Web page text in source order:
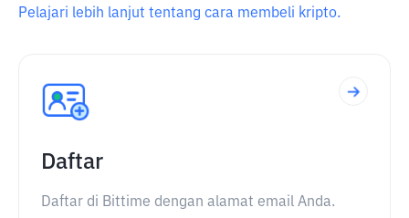
Pelajari lebih lanjut tentang cara membeli kripto.
Daftar
Daftar di Bittime dengan alamat email Anda.